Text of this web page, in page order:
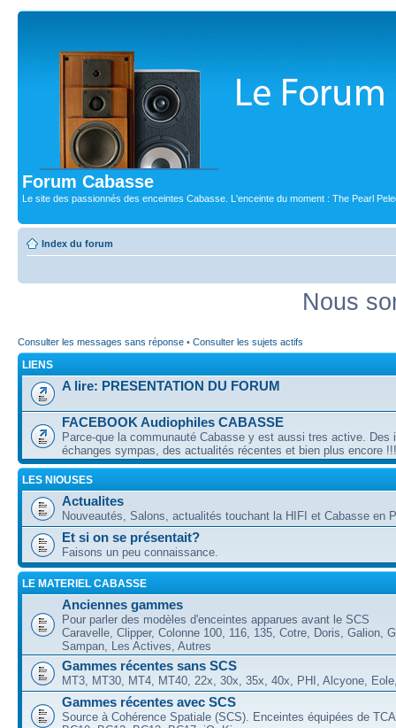
Forum Cabasse
Le site des passionnés des enceintes Cabasse. L'enceinte du moment : The Pearl
Index du forum
Nous
Consulter les messages sans réponse • Consulter les sujets actifs
LIENS
A lire: PRESENTATION DU FORUM
FACEBOOK Audiophiles CABASSE
Parce-que la communauté Cabasse y est aussi tres active. Des
échanges sympas, des actualités récentes et bien plus encore !!!
LES NIOUSES
Actualites
Nouveautés, Salons, actualités touchant la HIFI et Cabasse en
Et si on se présentait?
Faisons un peu connaissance.
LE MATERIEL CABASSE
Anciennes gammes
Pour parler des modèles d'enceintes apparues avant le SCS
Caravelle, Clipper, Colonne 100, 116, 135, Cotre, Doris, Galion,
Sampan, Les Actives, Autres
Gammes récentes sans SCS
MT3, MT30, MT4, MT40, 22x, 30x, 35x, 40x, PHI, Alcyone,
Gammes récentes avec SCS
Source à Cohérence Spatiale (SCS). Enceintes équipées de